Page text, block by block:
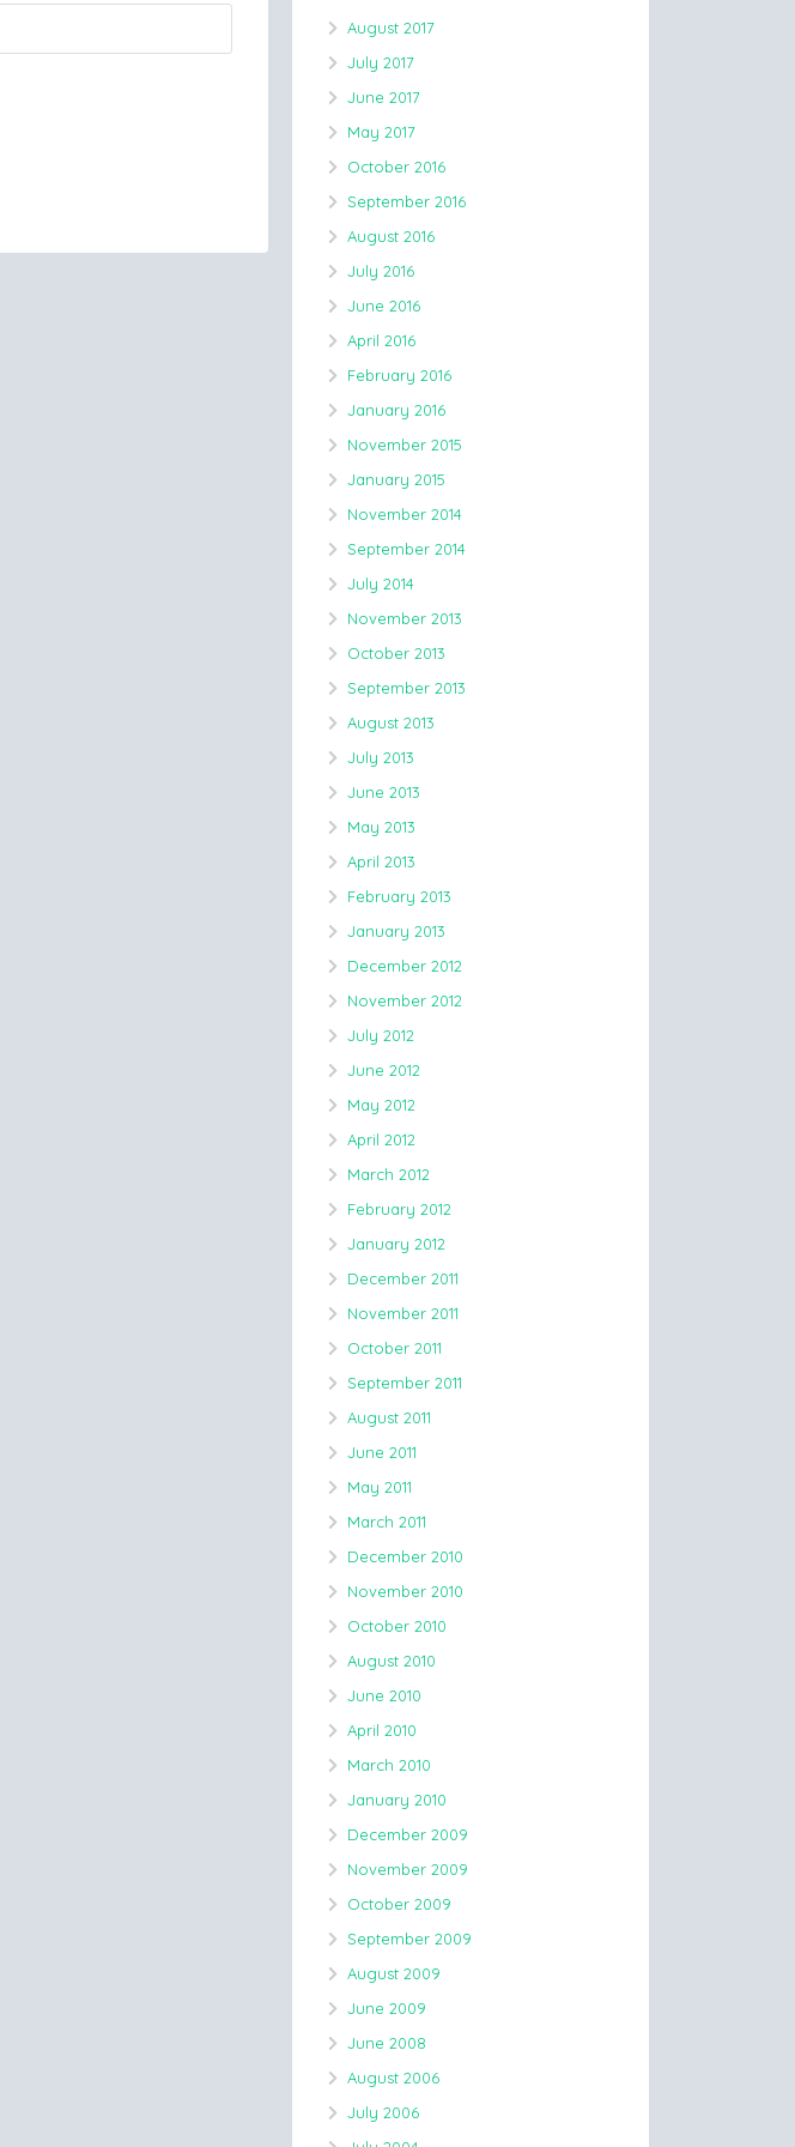
August 2017
July 2017
June 2017
May 2017
October 2016
September 2016
August 2016
July 2016
June 2016
April 2016
February 2016
January 2016
November 2015
January 2015
November 2014
September 2014
July 2014
November 2013
October 2013
September 2013
August 2013
July 2013
June 2013
May 2013
April 2013
February 2013
January 2013
December 2012
November 2012
July 2012
June 2012
May 2012
April 2012
March 2012
February 2012
January 2012
December 2011
November 2011
October 2011
September 2011
August 2011
June 2011
May 2011
March 2011
December 2010
November 2010
October 2010
August 2010
June 2010
April 2010
March 2010
January 2010
December 2009
November 2009
October 2009
September 2009
August 2009
June 2009
June 2008
August 2006
July 2006